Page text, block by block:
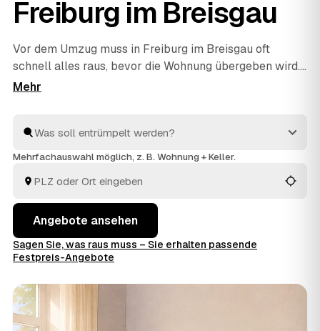
Freiburg im Breisgau
Vor dem Umzug muss in Freiburg im Breisgau oft
schnell alles raus, bevor die Wohnung übergeben wird.
Statt unter Zeitdruck den erstbesten Betrieb zu
aus Freiburg im Breisgau bisWaldkirch
Krozingen. So vergleichen Sie Preise und Termine, auch
Ausräumen und die fachgerechte Entsorgung.
Mehrfachauswahl möglich, z. B. Wohnung + Keller.
Angebote ansehen
Sagen Sie, was raus muss – Sie erhalten passende
Festpreis-Angebote